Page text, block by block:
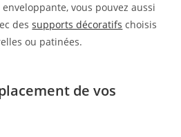
vous pouvez aussi
dessupports décoratifs choisis
ou patinées.
de vos